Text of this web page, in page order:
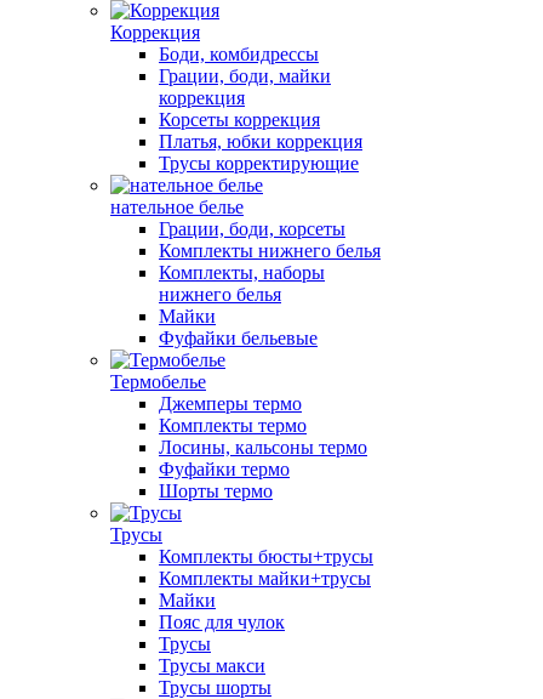
Коррекция
Боди, комбидрессы
Грации, боди, майки
коррекция
Корсеты коррекция
Платья, юбки коррекция
Трусы корректирующие
нательное белье
Грации, боди, корсеты
Комплекты нижнего белья
Комплекты, наборы
нижнего белья
Майки
Фуфайки бельевые
Термобелье
Джемперы термо
Комплекты термо
Лосины, кальсоны термо
Фуфайки термо
Шорты термо
Трусы
Комплекты бюсты+трусы
Комплекты майки+трусы
Майки
Пояс для чулок
Трусы
Трусы макси
Трусы шорты